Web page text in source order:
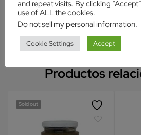
$5.69
Añadir al carrito
Productos
Sold out
and repeat visits. By clicking
use of ALL the cookies.
Do not sell my personal information.
Cookie Settings Accept